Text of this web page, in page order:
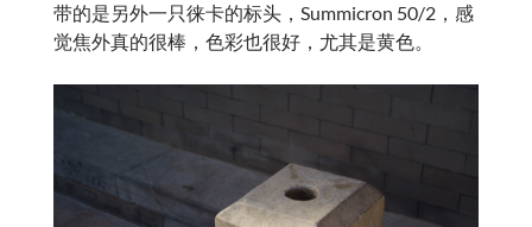
带的是另外一只徕卡的标头，Summicron 50/2，感
觉焦外真的很棒，色彩也很好，尤其是黄色。